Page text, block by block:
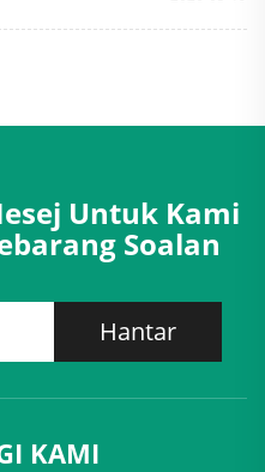
Untuk Kami
Soalan
Hantar
KAMI